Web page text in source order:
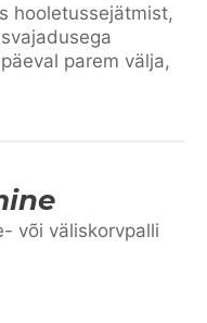
hooletussejätmist,
parem välja,
või väliskorvpalli